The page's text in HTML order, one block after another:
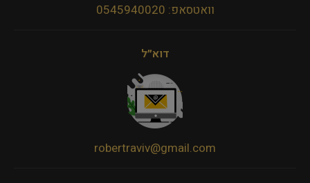
וואטסאפ: 0545940020
דוא״ל
robertraviv@gmail.com